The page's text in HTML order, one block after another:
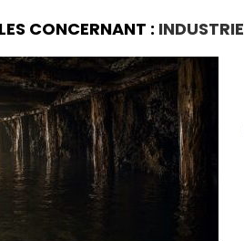
CONCERNANT : INDUSTRIE